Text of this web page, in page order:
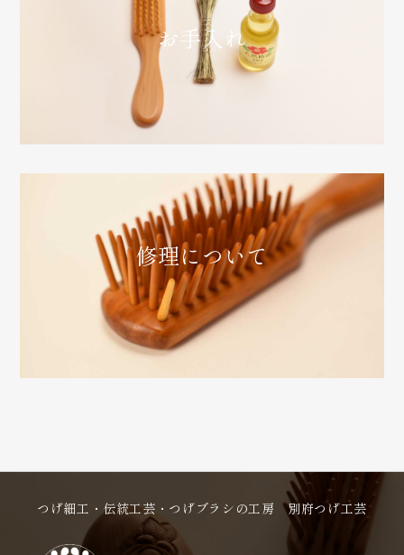
お手入れ
修理について
つげ細工・伝統工芸・つげブラシの工房 別府つげ工芸